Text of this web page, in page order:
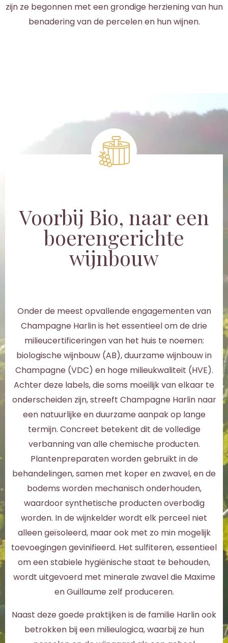
zijn ze begonnen met een grondige herziening van hun
benadering van de percelen en hun wijnen.
Voorbij Bio, naar een
boerengerichte
wijnbouw
Onder de meest opvallende engagementen van
Champagne Harlin is het essentieel om de drie
milieucertificeringen van het huis te noemen:
biologische wijnbouw (AB), duurzame wijnbouw in
Champagne (VDC) en hoge milieukwaliteit (HVE).
Achter deze labels, die soms moeilijk van elkaar te
onderscheiden zijn, streeft Champagne Harlin naar
een natuurlijke en duurzame aanpak op lange
termijn. Concreet betekent dit de volledige
verbanning van alle chemische producten.
Plantenpreparaten worden gebruikt in de
behandelingen, samen met koper en zwavel, en de
bodems worden mechanisch onderhouden,
waardoor synthetische producten overbodig
worden. In de wijnkelder wordt elk perceel niet
alleen geïsoleerd, maar ook met zo min mogelijk
toevoegingen gevinifieerd. Het sulfiteren, essentieel
om een stabiele hygiënische staat te behouden,
wordt uitgevoerd met minerale zwavel die Maxime
en Guillaume zelf produceren.
Naast deze goede praktijken is de familie Harlin ook
betrokken bij een milieulogica, waarbij ze hun